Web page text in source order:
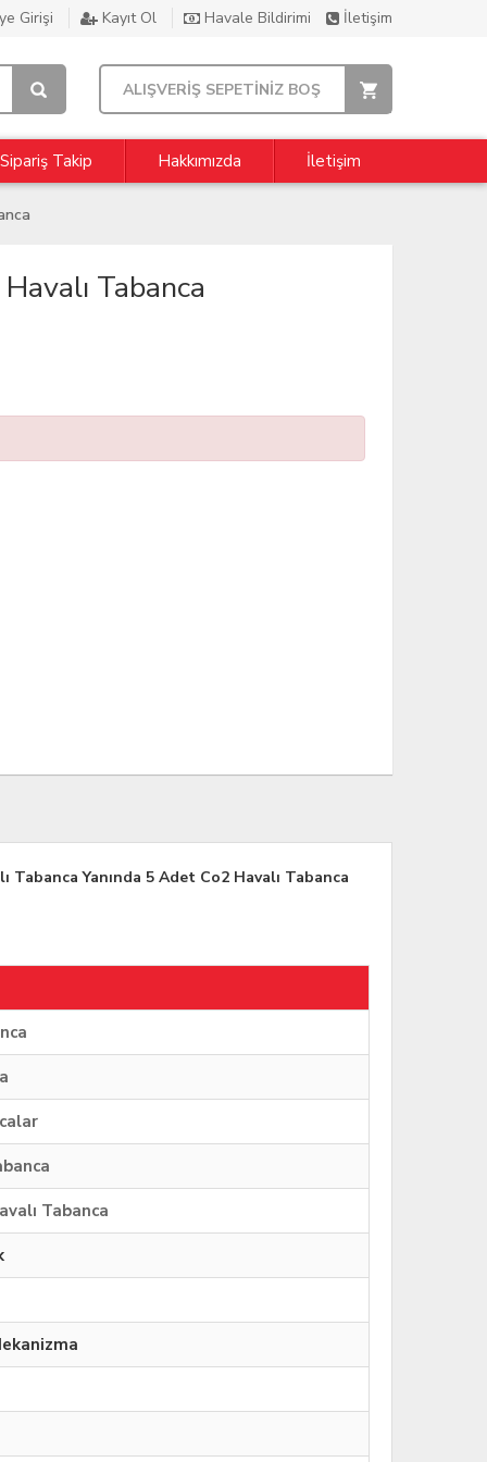
Girişi Kayıt Ol Havale Bildirimi İletişim
ALIŞVERİŞ SEPETİNİZ BOŞ
Sipariş Takip Hakkımızda İletişim
Tabanca
Yanında 5 Adet Co2 Havalı Tabanca
Tabanca